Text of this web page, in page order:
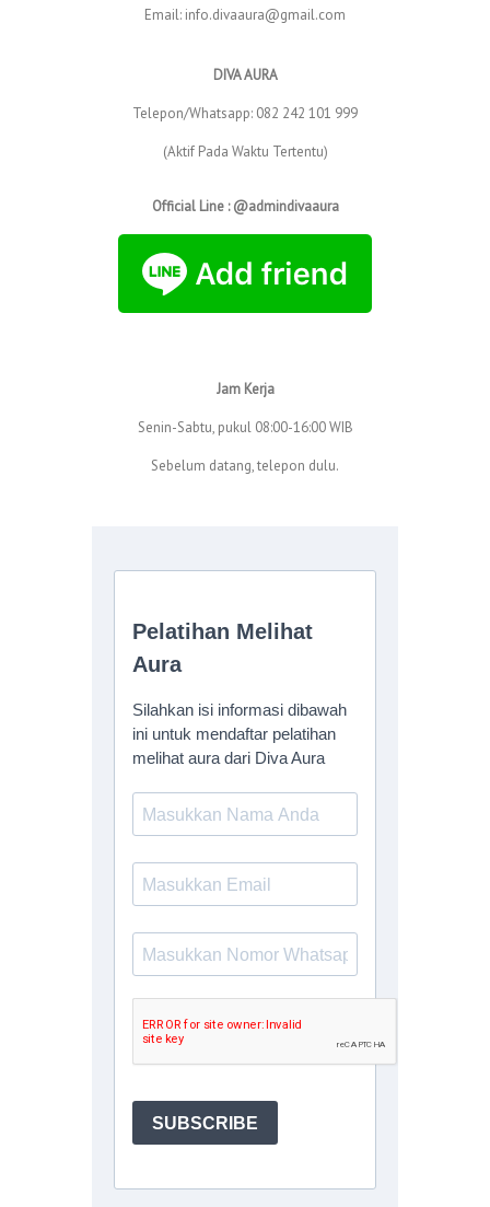
Email: info.divaaura@gmail.com
DIVA AURA
Telepon/Whatsapp: 082 242 101 999
(Aktif Pada Waktu Tertentu)
Official Line : @admindivaaura
Jam Kerja
Senin-Sabtu, pukul 08:00-16:00 WIB
Sebelum datang, telepon dulu.